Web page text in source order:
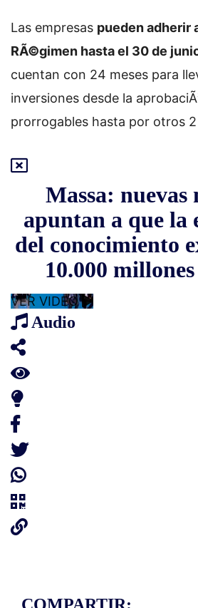
Las empresas pueden adherir
RÃ©gimen hasta el 30 de
cuentan con 24 meses para
inversiones desde la
prorrogables hasta por otros 2
Massa: nuevas
apuntan a que la
del conocimiento
10.000
VER VIDEO
Audio